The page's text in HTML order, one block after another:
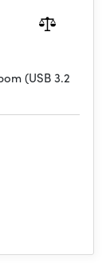
(USB 3.2